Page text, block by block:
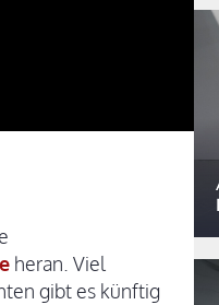
heran. Viel
gibt es künftig